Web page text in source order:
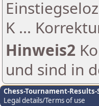
K ...
Hinweis2
und sind in
Chess-Tournament-Results-
Legal details/Terms of use